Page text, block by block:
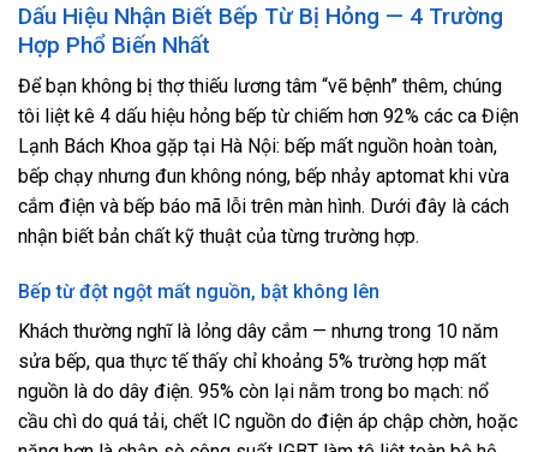
Dấu Hiệu Nhận Biết Bếp Từ Bị Hỏng — 4 Trường
Hợp Phổ Biến Nhất
Để bạn không bị thợ thiếu lương tâm “vẽ bệnh” thêm, chúng
tôi liệt kê 4 dấu hiệu hỏng bếp từ chiếm hơn 92% các ca Điện
Lạnh Bách Khoa gặp tại Hà Nội: bếp mất nguồn hoàn toàn,
bếp chạy nhưng đun không nóng, bếp nhảy aptomat khi vừa
cắm điện và bếp báo mã lỗi trên màn hình. Dưới đây là cách
nhận biết bản chất kỹ thuật của từng trường hợp.
Bếp từ đột ngột mất nguồn, bật không lên
Khách thường nghĩ là lỏng dây cắm — nhưng trong 10 năm
sửa bếp, qua thực tế thấy chỉ khoảng 5% trường hợp mất
nguồn là do dây điện. 95% còn lại nằm trong bo mạch: nổ
cầu chì do quá tải, chết IC nguồn do điện áp chập chờn, hoặc